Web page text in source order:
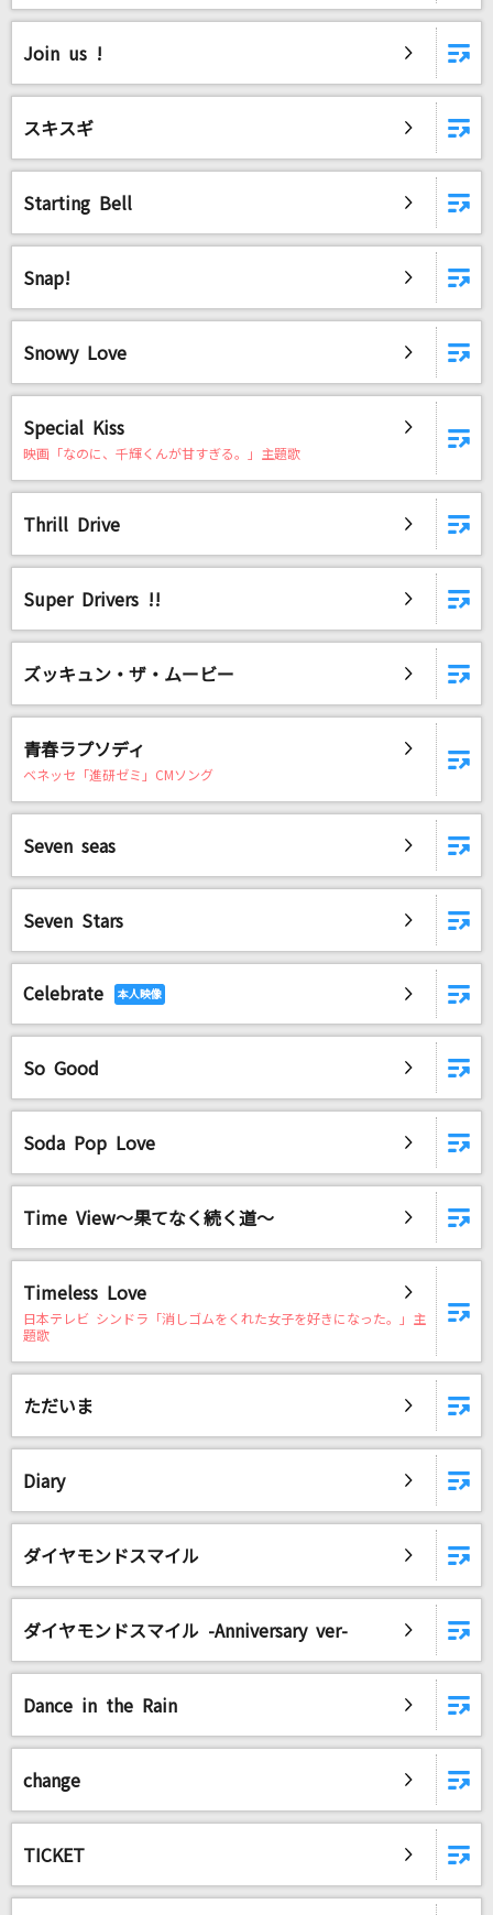
Join us !
スキスギ
Starting Bell
Snap!
Snowy Love
Special Kiss
映画「なのに、千輝くんが甘すぎる。」主題歌
Thrill Drive
Super Drivers !!
ズッキュン・ザ・ムービー
青春ラプソディ
ベネッセ「進研ゼミ」CMソング
Seven seas
Seven Stars
Celebrate
So Good
Soda Pop Love
Time View～果てなく続く道～
Timeless Love
日本テレビ シンドラ「消しゴムをくれた女子を好きになった。」主
題歌
ただいま
Diary
ダイヤモンドスマイル
ダイヤモンドスマイル -Anniversary ver-
Dance in the Rain
change
TICKET